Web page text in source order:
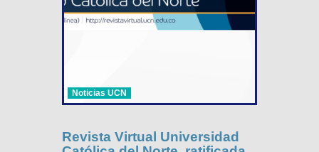
Noticias UCN
Revista Virtual Universidad